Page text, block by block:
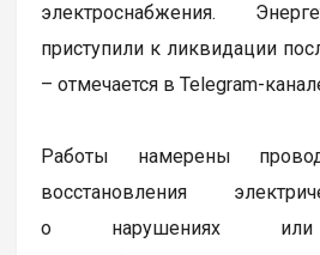
электроснабжения.
приступили к ликвидации
– отмечается в Telegram-
Работы намерены
восстановления
о нарушениях или